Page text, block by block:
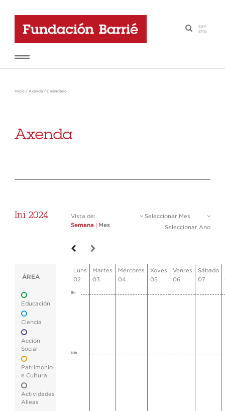
·
ESP-
ENG
Inicio / Axenda / Calendario
Axenda
Ini 2024
Vista de:
Semana
Mes
Seleccionar Mes
Seleccionar Ano
ÁREA
Educación
Ciencia
Acción
Social
Patrimonio
e Cultura
Actividades
Alleas
Luns
02
Martes
03
Mércores
04
Xoves
05
Venres
06
Sábado
07
9h
10h